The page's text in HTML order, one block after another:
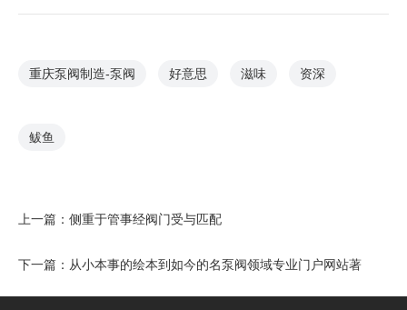
重庆泵阀制造-泵阀 好意思 滋味 资深
鲅鱼
上一篇： 侧重于管事经阀门受与匹配
下一篇： 从小本事的绘本到如今的名泵阀领域专业门户网站著